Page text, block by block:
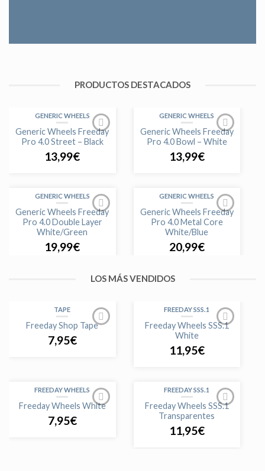
PRODUCTOS DESTACADOS
GENERIC WHEELS
Generic Wheels Freeday
Pro 4.0 Street – Black
13,99€
GENERIC WHEELS
Generic Wheels Freeday
Pro 4.0 Bowl – White
13,99€
GENERIC WHEELS
Generic Wheels Freeday
Pro 4.0 Double Layer
White/Green
19,99€
GENERIC WHEELS
Generic Wheels Freeday
Pro 4.0 Metal Core
White/Blue
20,99€
Chrome 34mm
26,99€
4.0 Chrome 35mm
24,99€
Chrome 34mm
24,99€
Complete Standard 33mm
x 96mm “Transitions”
2025-2026
30,95€
LOS MÁS VENDIDOS
TAPE
Freeday Shop Tape
7,95€
FREEDAY SSS.1
Freeday Wheels SSS.1
White
11,95€
FREEDAY WHEELS
Freeday Wheels White
7,95€
FREEDAY SSS.1
Freeday Wheels SSS.1
Transparentes
11,95€